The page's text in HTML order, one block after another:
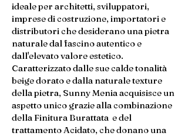
ideale per architetti, sviluppatori,
imprese di costruzione, importatori e
distributori che desiderano una pietra
naturale dal fascino autentico e
dall'elevato valore estetico.
Caratterizzato dalle sue calde tonalità
beige dorato e dalla naturale texture
della pietra, Sunny Menia acquisisce un
aspetto unico grazie alla combinazione
della Finitura Burattata e del
trattamento Acidato, che donano una